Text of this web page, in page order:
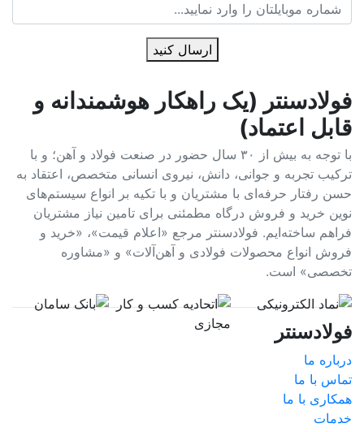
ارسال کنید
فولادسنتر (یک راهکار هوشمندانه و
قابل اعتماد)
با توجه به بیش از ۳۰ سال حضور در صنعت فولاد و آهن؛ و با
ترکیب تجربه و جوانی، دانش، نیروی انسانی متخصص، اعتقاد به
حسن رفتار حرفه‌ای با مشتریان و با تکیه بر انواع سیستم‌های
نوین خرید و فروش درگاه مطمئنی برای تامین نیاز مشتریان
فراهم ساخته‌ایم. فولادسنتر مرجع «اعلام قیمت»، «خرید و
فروش انواع محصولات فولادی و آهن‌آلات» و «مشاوره
تخصصی» است.
فولادسنتر
درباره ما
تماس با ما
همکاری با ما
خدمات